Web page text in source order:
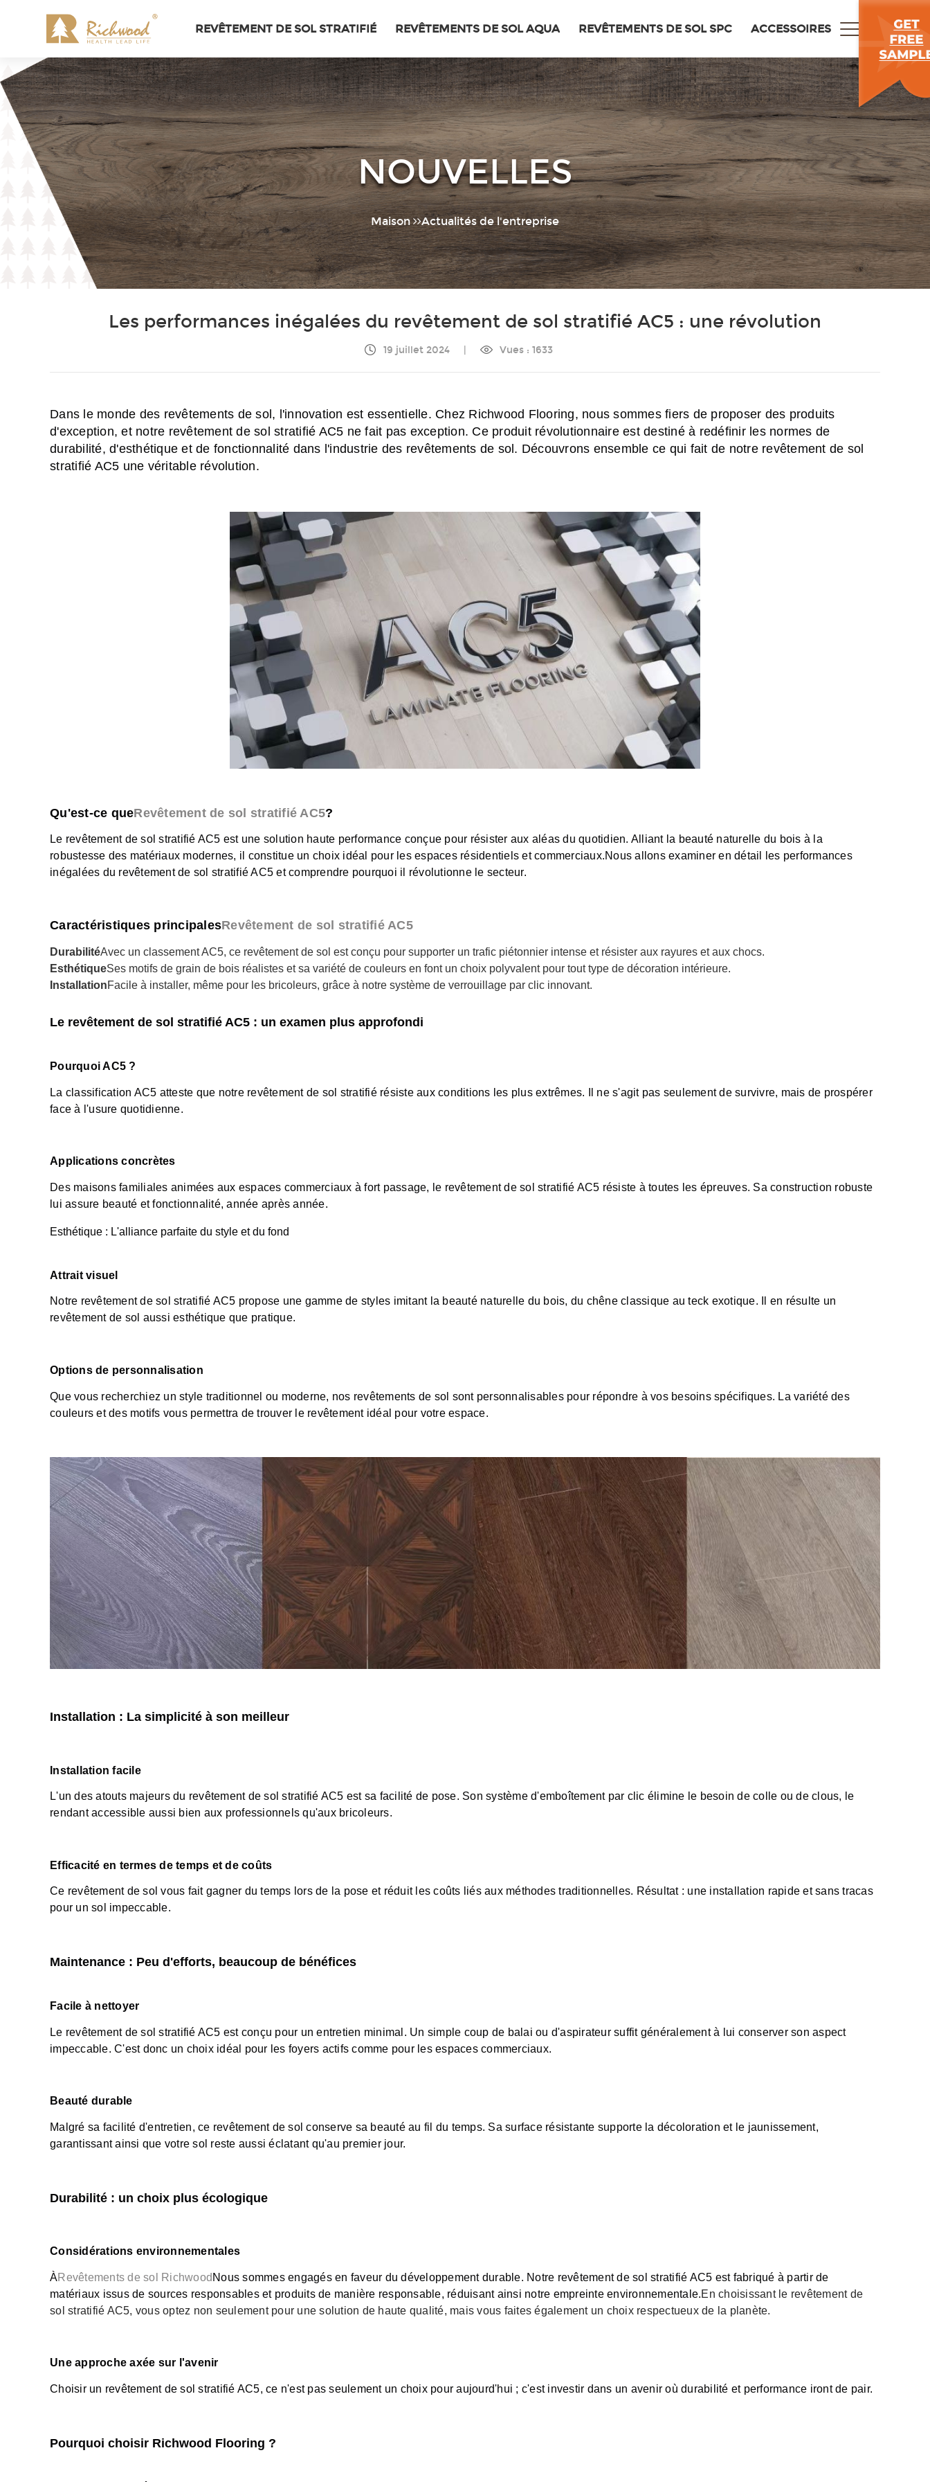
REVÊTEMENT DE SOL STRATIFIÉ REVÊTEMENTS DE SOL AQUA REVÊTEMENTS DE SOL SPC ACCESSOIRES
NOUVELLES
Maison Actualités de l'entreprise
Les performances inégalées du revêtement de sol stratifié AC5 : une révolution
19 juillet 2024 Vues : 1633
Dans le monde des revêtements de sol, l'innovation est essentielle. Chez Richwood Flooring, nous sommes fiers de proposer des produits
d'exception, et notre revêtement de sol stratifié AC5 ne fait pas exception. Ce produit révolutionnaire est destiné à redéfinir les normes de
durabilité, d'esthétique et de fonctionnalité dans l'industrie des revêtements de sol. Découvrons ensemble ce qui fait de notre revêtement de sol
stratifié AC5 une véritable révolution.
Qu'est-ce queRevêtement de sol stratifié AC5?
Le revêtement de sol stratifié AC5 est une solution haute performance conçue pour résister aux aléas du quotidien. Alliant la beauté naturelle du bois à la
robustesse des matériaux modernes, il constitue un choix idéal pour les espaces résidentiels et commerciaux.Nous allons examiner en détail les performances
inégalées du revêtement de sol stratifié AC5 et comprendre pourquoi il révolutionne le secteur.
Caractéristiques principalesRevêtement de sol stratifié AC5
DurabilitéAvec un classement AC5, ce revêtement de sol est conçu pour supporter un trafic piétonnier intense et résister aux rayures et aux chocs.
EsthétiqueSes motifs de grain de bois réalistes et sa variété de couleurs en font un choix polyvalent pour tout type de décoration intérieure.
InstallationFacile à installer, même pour les bricoleurs, grâce à notre système de verrouillage par clic innovant.
Le revêtement de sol stratifié AC5 : un examen plus approfondi
Pourquoi AC5 ?
La classification AC5 atteste que notre revêtement de sol stratifié résiste aux conditions les plus extrêmes. Il ne s'agit pas seulement de survivre, mais de prospérer
face à l'usure quotidienne.
Applications concrètes
Des maisons familiales animées aux espaces commerciaux à fort passage, le revêtement de sol stratifié AC5 résiste à toutes les épreuves. Sa construction robuste
lui assure beauté et fonctionnalité, année après année.
Esthétique : L'alliance parfaite du style et du fond
Attrait visuel
Notre revêtement de sol stratifié AC5 propose une gamme de styles imitant la beauté naturelle du bois, du chêne classique au teck exotique. Il en résulte un
revêtement de sol aussi esthétique que pratique.
Options de personnalisation
Que vous recherchiez un style traditionnel ou moderne, nos revêtements de sol sont personnalisables pour répondre à vos besoins spécifiques. La variété des
couleurs et des motifs vous permettra de trouver le revêtement idéal pour votre espace.
Installation : La simplicité à son meilleur
Installation facile
L'un des atouts majeurs du revêtement de sol stratifié AC5 est sa facilité de pose. Son système d'emboîtement par clic élimine le besoin de colle ou de clous, le
rendant accessible aussi bien aux professionnels qu'aux bricoleurs.
Efficacité en termes de temps et de coûts
Ce revêtement de sol vous fait gagner du temps lors de la pose et réduit les coûts liés aux méthodes traditionnelles. Résultat : une installation rapide et sans tracas
pour un sol impeccable.
Maintenance : Peu d'efforts, beaucoup de bénéfices
Facile à nettoyer
Le revêtement de sol stratifié AC5 est conçu pour un entretien minimal. Un simple coup de balai ou d'aspirateur suffit généralement à lui conserver son aspect
impeccable. C'est donc un choix idéal pour les foyers actifs comme pour les espaces commerciaux.
Beauté durable
Malgré sa facilité d'entretien, ce revêtement de sol conserve sa beauté au fil du temps. Sa surface résistante supporte la décoloration et le jaunissement,
garantissant ainsi que votre sol reste aussi éclatant qu'au premier jour.
Durabilité : un choix plus écologique
Considérations environnementales
ÀRevêtements de sol Richwood Nous sommes engagés en faveur du développement durable. Notre revêtement de sol stratifié AC5 est fabriqué à partir de
matériaux issus de sources responsables et produits de manière responsable, réduisant ainsi notre empreinte environnementale.En choisissant le revêtement de
sol stratifié AC5, vous optez non seulement pour une solution de haute qualité, mais vous faites également un choix respectueux de la planète.
Une approche axée sur l'avenir
Choisir un revêtement de sol stratifié AC5, ce n'est pas seulement un choix pour aujourd'hui ; c'est investir dans un avenir où durabilité et performance iront de pair.
Pourquoi choisir Richwood Flooring ?